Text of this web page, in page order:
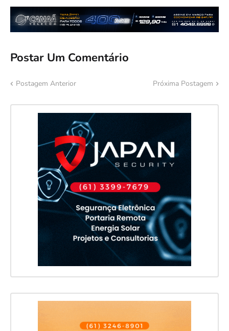
Postar Um Comentário
Postagem Anterior Próxima Postagem